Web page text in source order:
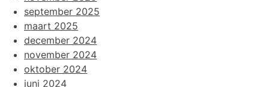
september 2025
maart 2025
december 2024
november 2024
oktober 2024
juni 2024